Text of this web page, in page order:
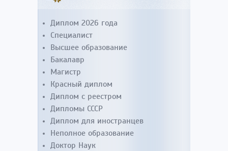
Диплом 2026 года
Специалист
Высшее образование
Бакалавр
Магистр
Красный диплом
Диплом с реестром
Дипломы СССР
Диплом для иностранцев
Неполное образование
Доктор Наук